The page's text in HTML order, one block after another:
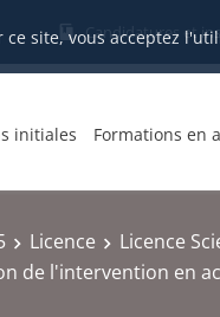
site, vous acceptez
Candidatures et
initiales Formations en
Licence
Licence
de l'intervention en